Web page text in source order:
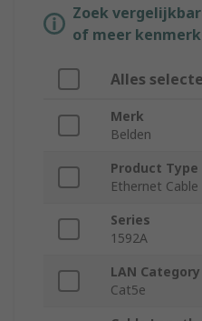
Zoek
of meer
Alles
Merk
Belden
Product Type
Ethernet Cable
Series
1592A
LAN Category
Cat5e